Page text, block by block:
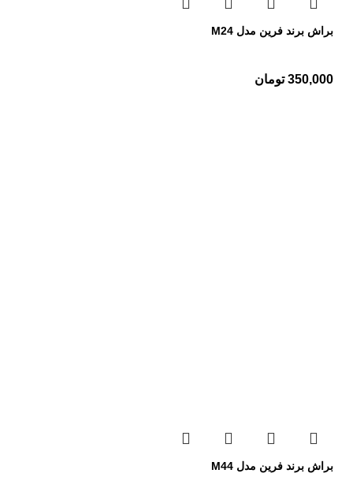
براش برند فرین مدل M24
350,000 تومان
براش برند فرین مدل M44